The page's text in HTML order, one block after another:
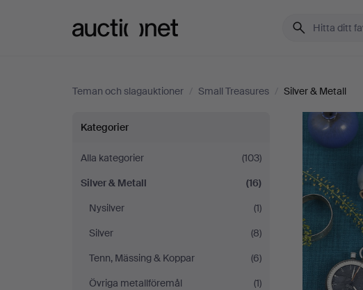
Teman och slagauktioner / Small Treasures / Silver & Metall
Small
Treasures
Kategorier
Alla kategorier
(103)
Silver & Metall
(16)
Nysilver
(1)
Silver
(8)
Tenn, Mässing & Koppar
(6)
Övriga metallföremål
(1)